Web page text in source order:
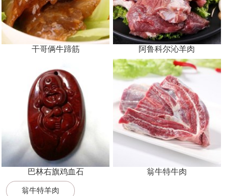
干哥俩牛蹄筋 阿鲁科尔沁羊肉
巴林右旗鸡血石 翁牛特牛肉
翁牛特羊肉